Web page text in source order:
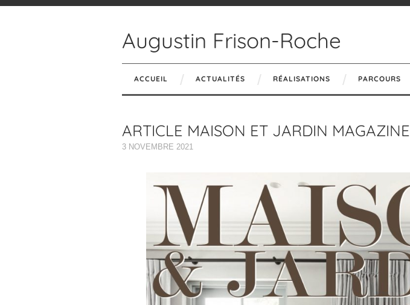
Augustin Frison-Roche
ACCUEIL ACTUALITÉS RÉALISATIONS PARCOURS
ARTICLE MAISON ET JARDIN MAGAZINE
3 NOVEMBRE 2021